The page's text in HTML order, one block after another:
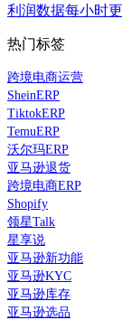
利润数据每小时
热门标签
跨境电商运营
SheinERP
TiktokERP
TemuERP
沃尔玛ERP
亚马逊退货
跨境电商ERP
Shopify
领星Talk
星享说
亚马逊新功能
亚马逊KYC
亚马逊库存
亚马逊选品